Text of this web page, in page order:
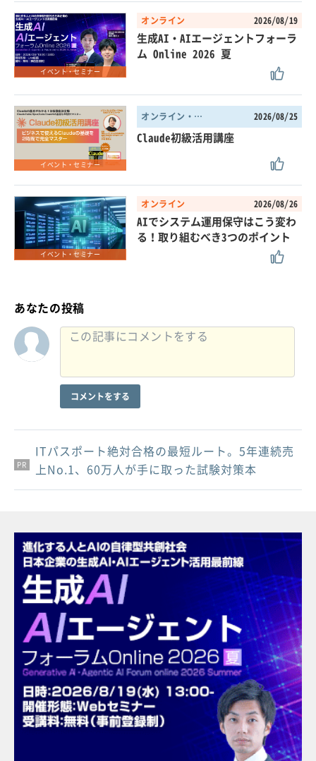
イベント・セミナー
オンライン 2026/08/19
生成AI・AIエージェントフォーラ
ム Online 2026 夏
イベント・セミナー
オンライン・東京都 2026/08/25
Claude初級活用講座
イベント・セミナー
オンライン 2026/08/26
AIでシステム運用保守はこう変わ
る！取り組むべき3つのポイント
あなたの投稿
コメントをする
PR
PR
PR
ITパスポート絶対合格の最短ルート。5年連続売
上No.1、60万人が手に取った試験対策本